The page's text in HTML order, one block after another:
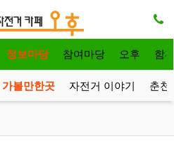
정보마당 참여마당 오후 함
가볼만한곳 자전거 이야기 춘천